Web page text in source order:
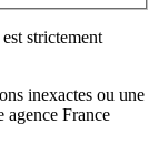
strictement
inexactes ou une
agence France